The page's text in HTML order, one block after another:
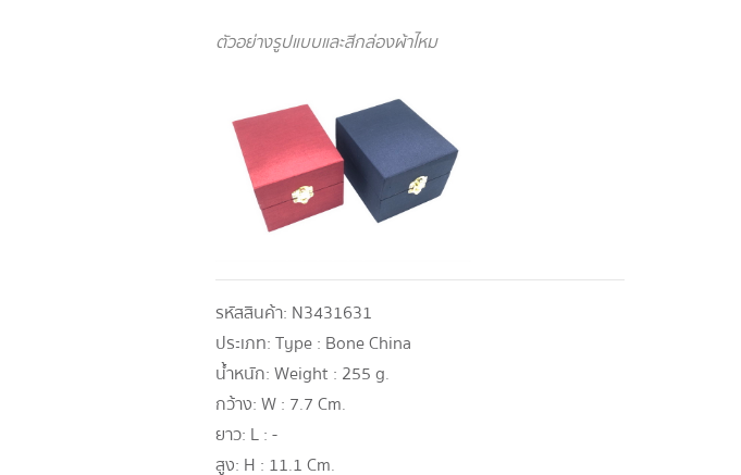
ตัวอย่างรูปแบบและสีกล่องผ้าไหม
รหัสสินค้า: N3431631
ประเภท:Type : Bone China
น้ำหนัก:Weight : 255 g.
กว้าง:W : 7.7 Cm.
ยาว: L : -
สูง: H : 11.1 Cm.